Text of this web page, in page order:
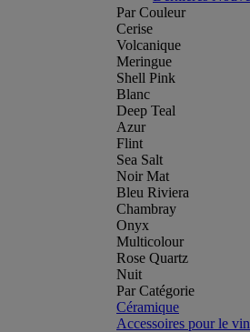
Par Couleur
Cerise
Volcanique
Meringue
Shell Pink
Blanc
Deep Teal
Azur
Flint
Sea Salt
Noir Mat
Bleu Riviera
Chambray
Onyx
Multicolour
Rose Quartz
Nuit
Par Catégorie
Céramique
Accessoires pour le vin